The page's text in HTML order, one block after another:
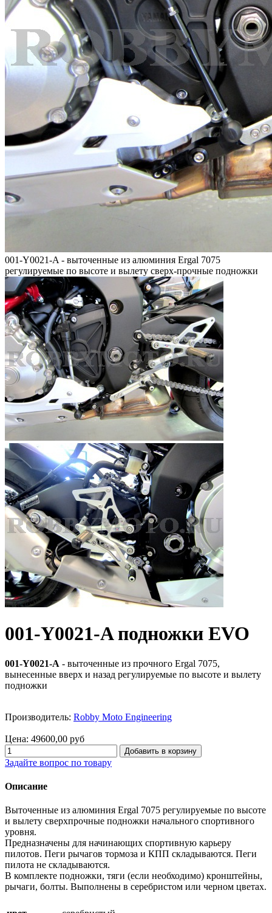
001-Y0021-A - выточенные из алюминия Ergal 7075
регулируемые по высоте и вылету сверх-прочные подножки
001-Y0021-A подножки EVO
001-Y0021-A - выточенные из прочного Ergal 7075,
вынесенные вверх и назад регулируемые по высоте и вылету
подножки
Производитель: Robby Moto Engineering
Цена: 49600,00 руб
Задайте вопрос по товару
Описание
Выточенные из алюминия Ergal 7075 регулируемые по высоте
и вылету сверхпрочные подножки начального спортивного
уровня.
Предназначены для начинающих спортивную карьеру
пилотов. Пеги рычагов тормоза и КПП складываются. Пеги
пилота не складываются.
В комплекте подножки, тяги (если необходимо) кронштейны,
рычаги, болты. Выполнены в серебристом или черном цветах.